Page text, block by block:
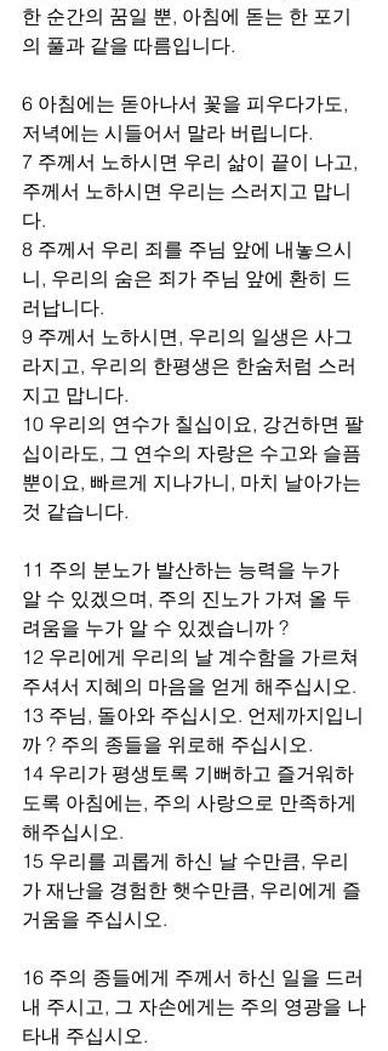
한 순간의 꿈일 뿐, 아침에 돋는 한 포기
의 풀과 같을 따름입니다.
6 아침에는 돋아나서 꽃을 피우다가도,
저녁에는 시들어서 말라 버립니다.
7 주께서 노하시면 우리 삶이 끝이 나고,
주께서 노하시면 우리는 스러지고 맙니
다.
8 주께서 우리 죄를 주님 앞에 내놓으시
니, 우리의 숨은 죄가 주님 앞에 환히 드
러납니다.
9 주께서 노하시면, 우리의 일생은 사그
라지고, 우리의 한평생은 한숨처럼 스러
지고 맙니다.
10 우리의 연수가 칠십이요, 강건하면 팔
십이라도, 그 연수의 자랑은 수고와 슬픔
뿐이요, 빠르게 지나가니, 마치 날아가는
것 같습니다.
11 주의 분노가 발산하는 능력을 누가
알 수 있겠으며, 주의 진노가 가져 올 두
려움을 누가 알 수 있겠습니까 ?
12 우리에게 우리의 날 계수함을 가르쳐
주셔서 지혜의 마음을 얻게 해주십시오.
13 주님, 돌아와 주십시오. 언제까지입니
까 ? 주의 종들을 위로해 주십시오.
14 우리가 평생토록 기뻐하고 즐거워하
도록 아침에는, 주의 사랑으로 만족하게
해주십시오.
15 우리를 괴롭게 하신 날 수만큼, 우리
가 재난을 경험한 햇수만큼, 우리에게 즐
거움을 주십시오.
16 주의 종들에게 주께서 하신 일을 드러
내 주시고, 그 자손에게는 주의 영광을 나
타내 주십시오.